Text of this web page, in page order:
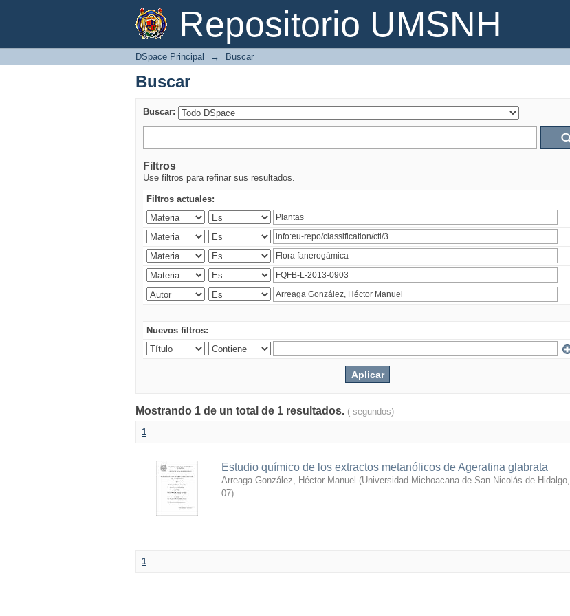
Repositorio UMSNH
Buscar
DSpace Principal → Buscar
Buscar
Buscar:
Filtros
Use filtros para refinar sus resultados.
Filtros actuales:
Nuevos filtros:
Mostrando 1 de un total de 1 resultados. ( segundos)
1
Estudio químico de los extractos metanólicos de Ageratina glabrata
Arreaga González, Héctor Manuel (Universidad Michoacana de San Nicolás de Hidalgo,
07)
1